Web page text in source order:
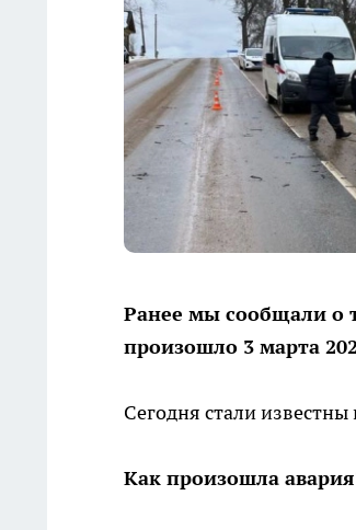
Ранее мы сообщали о
произошло 3 марта
Сегодня стали
Как произошла